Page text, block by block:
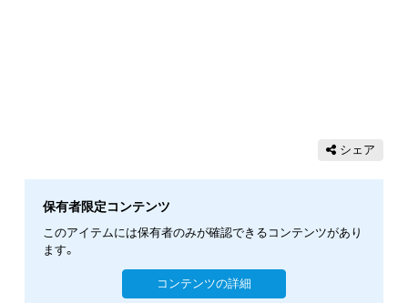
シェア
保有者限定コンテンツ
このアイテムには保有者のみが確認できるコンテンツがあり
ます。
コンテンツの詳細